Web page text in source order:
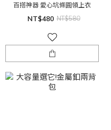
百搭神器 愛心坑條圓領上衣
NT$480 NT$580